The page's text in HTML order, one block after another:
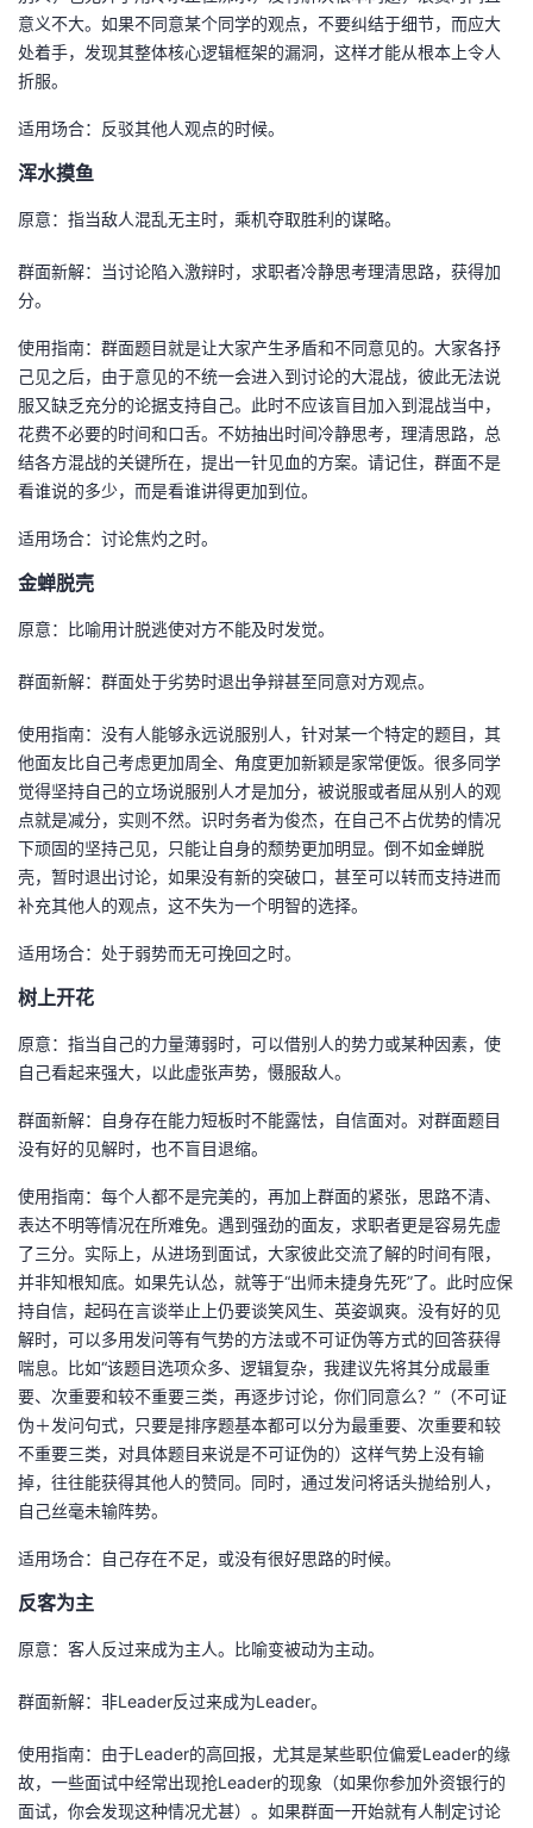
意义不大。如果不同意某个同学的观点，不要纠结于细节，而应大
处着手，发现其整体核心逻辑框架的漏洞，这样才能从根本上令人
折服。
适用场合：反驳其他人观点的时候。
浑水摸鱼
原意：指当敌人混乱无主时，乘机夺取胜利的谋略。
群面新解：当讨论陷入激辩时，求职者冷静思考理清思路，获得加
分。
使用指南：群面题目就是让大家产生矛盾和不同意见的。大家各抒
己见之后，由于意见的不统一会进入到讨论的大混战，彼此无法说
服又缺乏充分的论据支持自己。此时不应该盲目加入到混战当中，
花费不必要的时间和口舌。不妨抽出时间冷静思考，理清思路，总
结各方混战的关键所在，提出一针见血的方案。请记住，群面不是
看谁说的多少，而是看谁讲得更加到位。
适用场合：讨论焦灼之时。
金蝉脱壳
原意：比喻用计脱逃使对方不能及时发觉。
群面新解：群面处于劣势时退出争辩甚至同意对方观点。
使用指南：没有人能够永远说服别人，针对某一个特定的题目，其
他面友比自己考虑更加周全、角度更加新颖是家常便饭。很多同学
觉得坚持自己的立场说服别人才是加分，被说服或者屈从别人的观
点就是减分，实则不然。识时务者为俊杰，在自己不占优势的情况
下顽固的坚持己见，只能让自身的颓势更加明显。倒不如金蝉脱
壳，暂时退出讨论，如果没有新的突破口，甚至可以转而支持进而
补充其他人的观点，这不失为一个明智的选择。
适用场合：处于弱势而无可挽回之时。
树上开花
原意：指当自己的力量薄弱时，可以借别人的势力或某种因素，使
自己看起来强大，以此虚张声势，慑服敌人。
群面新解：自身存在能力短板时不能露怯，自信面对。对群面题目
没有好的见解时，也不盲目退缩。
使用指南：每个人都不是完美的，再加上群面的紧张，思路不清、
表达不明等情况在所难免。遇到强劲的面友，求职者更是容易先虚
了三分。实际上，从进场到面试，大家彼此交流了解的时间有限，
并非知根知底。如果先认怂，就等于“出师未捷身先死”了。此时应保
持自信，起码在言谈举止上仍要谈笑风生、英姿飒爽。没有好的见
解时，可以多用发问等有气势的方法或不可证伪等方式的回答获得
喘息。比如“该题目选项众多、逻辑复杂，我建议先将其分成最重
要、次重要和较不重要三类，再逐步讨论，你们同意么？”（不可证
伪＋发问句式，只要是排序题基本都可以分为最重要、次重要和较
不重要三类，对具体题目来说是不可证伪的）这样气势上没有输
掉，往往能获得其他人的赞同。同时，通过发问将话头抛给别人，
自己丝毫未输阵势。
适用场合：自己存在不足，或没有很好思路的时候。
反客为主
原意：客人反过来成为主人。比喻变被动为主动。
群面新解：非Leader反过来成为Leader。
使用指南：由于Leader的高回报，尤其是某些职位偏爱Leader的缘
故，一些面试中经常出现抢Leader的现象（如果你参加外资银行的
面试，你会发现这种情况尤甚）。如果群面一开始就有人制定讨论